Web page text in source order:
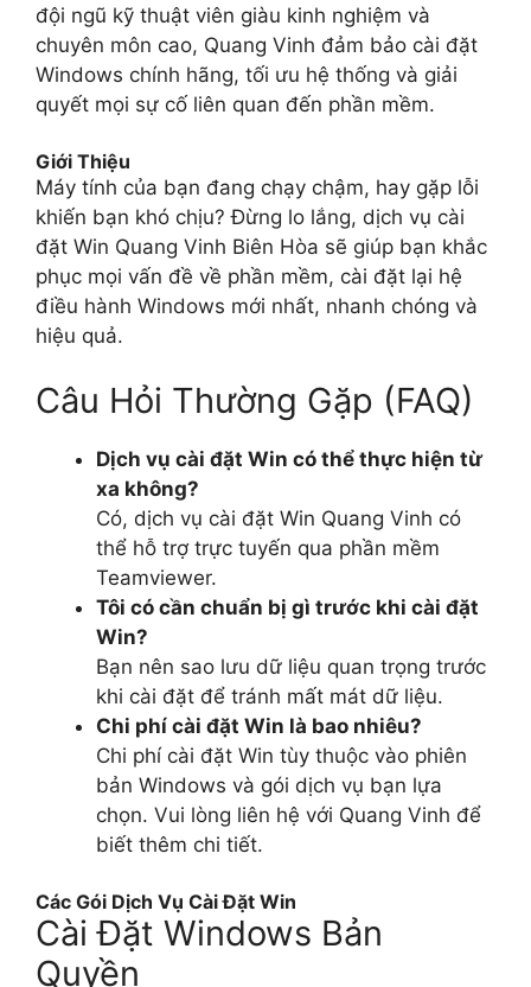
đội ngũ kỹ thuật viên giàu kinh nghiệm và
chuyên môn cao, Quang Vinh đảm bảo cài đặt
Windows chính hãng, tối ưu hệ thống và giải
quyết mọi sự cố liên quan đến phần mềm.
Giới Thiệu
Máy tính của bạn đang chạy chậm, hay gặp lỗi
khiến bạn khó chịu? Đừng lo lắng, dịch vụ cài
đặt Win Quang Vinh Biên Hòa sẽ giúp bạn khắc
phục mọi vấn đề về phần mềm, cài đặt lại hệ
điều hành Windows mới nhất, nhanh chóng và
hiệu quả.
Câu Hỏi Thường Gặp (FAQ)
Dịch vụ cài đặt Win có thể thực hiện từ
xa không?
Có, dịch vụ cài đặt Win Quang Vinh có
thể hỗ trợ trực tuyến qua phần mềm
Teamviewer.
Tôi có cần chuẩn bị gì trước khi cài đặt
Win?
Bạn nên sao lưu dữ liệu quan trọng trước
khi cài đặt để tránh mất mát dữ liệu.
Chi phí cài đặt Win là bao nhiêu?
Chi phí cài đặt Win tùy thuộc vào phiên
bản Windows và gói dịch vụ bạn lựa
chọn. Vui lòng liên hệ với Quang Vinh để
biết thêm chi tiết.
Các Gói Dịch Vụ Cài Đặt Win
Cài Đặt Windows Bản
Quyền